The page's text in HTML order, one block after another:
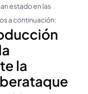
estado en las
a continuación:
la